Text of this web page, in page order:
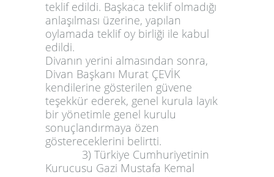
teklif edildi. Başkaca teklif olmadığı
anlaşılması üzerine, yapılan
oylamada teklif oy birliği ile kabul
edildi.
Divanın yerini almasından sonra,
Divan Başkanı Murat ÇEVİK
kendilerine gösterilen güvene
teşekkür ederek, genel kurula layık
bir yönetimle genel kurulu
sonuçlandırmaya özen
göstereceklerini belirtti.
3) Türkiye Cumhuriyetinin
Kurucusu Gazi Mustafa Kemal